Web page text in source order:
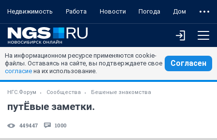
Недвижимость Работа Новости Погода Дом
На информационном ресурсе применяются cookie-
файлы. Оставаясь на сайте, вы подтверждаете свое
согласие на их использование.
Согласен
НГС.Форум Сообщества Бешеные знакомства
путЁвые заметки.
449447 1000